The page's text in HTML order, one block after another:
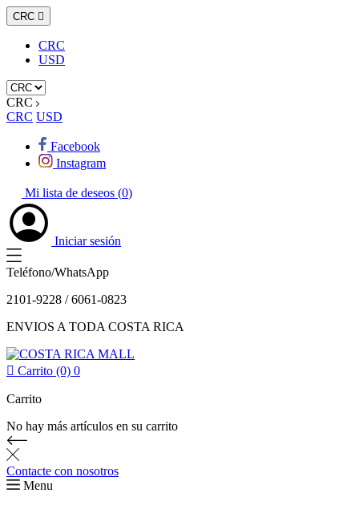
CRC 
CRC
USD
CRC
CRC USD
Facebook
Instagram
Mi lista de deseos (0)
Iniciar sesión
Teléfono/WhatsApp
2101-9228 / 6061-0823
ENVIOS A TODA COSTA RICA
 Carrito (0) 0
Carrito
No hay más artículos en su carrito
Contacte con nosotros
Menu